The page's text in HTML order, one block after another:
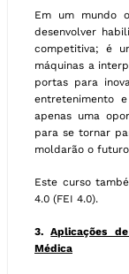
Em um mundo
desenvolver
competitiva; é
máquinas a
portas para
entretenimento
apenas uma
para se tornar
moldarão o
Este curso
4.0 (FEI 4.0).
3.Aplicações
Médica